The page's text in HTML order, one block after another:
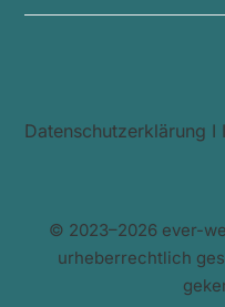
Datenschutzerklärung I
© 2023–2026 ever-
urheberrechtlich